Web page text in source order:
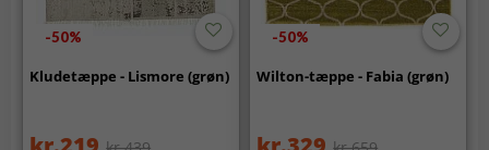
-50%
Kludetæppe - Lismore (grøn)
-50%
Wilton-tæppe - Fabia (grøn)